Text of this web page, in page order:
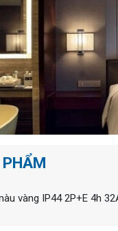
vàng IP44 2P+E 4h